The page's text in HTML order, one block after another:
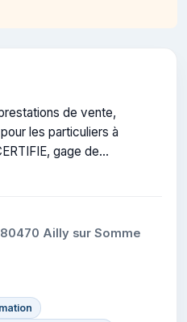
de vente,
les particuliers à
gage de
réalisées.
Ailly sur Somme